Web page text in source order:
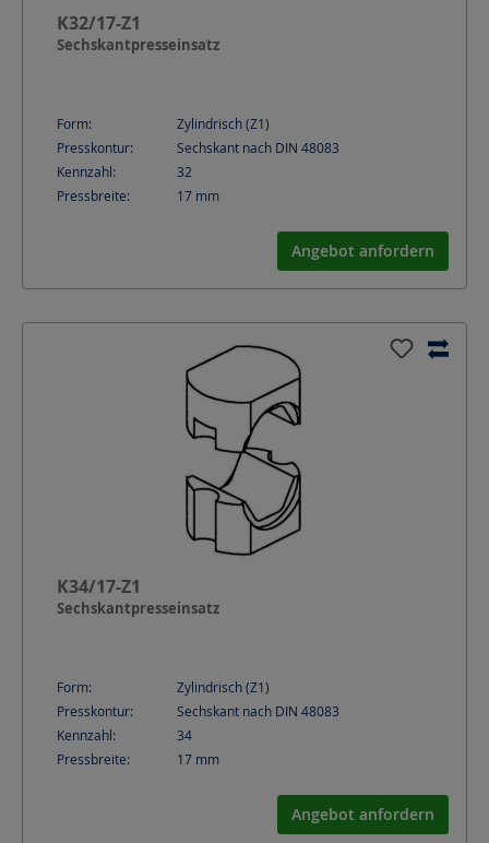
K32/17-Z1
Sechskantpresseinsatz
Form:
Zylindrisch (Z1)
Presskontur:
Sechskant nach DIN 48083
Kennzahl:
32
Pressbreite:
17 mm
Angebot anfordern
K34/17-Z1
Sechskantpresseinsatz
Form:
Zylindrisch (Z1)
Presskontur:
Sechskant nach DIN 48083
Kennzahl:
34
Pressbreite:
17 mm
Angebot anfordern